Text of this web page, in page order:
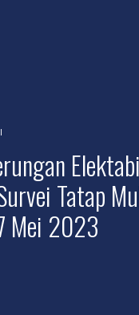
Tatap
Mei 2023